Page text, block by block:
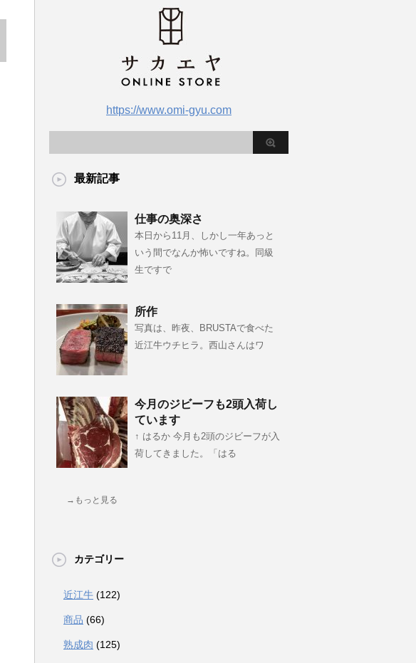
https://www.omi-gyu.com
最新記事
仕事の奥深さ
本日から11月、しかし一年あっと
いう間でなんか怖いですね。同級
生ですで
所作
写真は、昨夜、BRUSTAで食べた
近江牛ウチヒラ。西山さんはワ
今月のジビーフも2頭入荷し
ています
↑ はるか 今月も2頭のジビーフが入
荷してきました。「はる
→もっと見る
カテゴリー
近江牛 (122)
商品 (66)
熟成肉 (125)